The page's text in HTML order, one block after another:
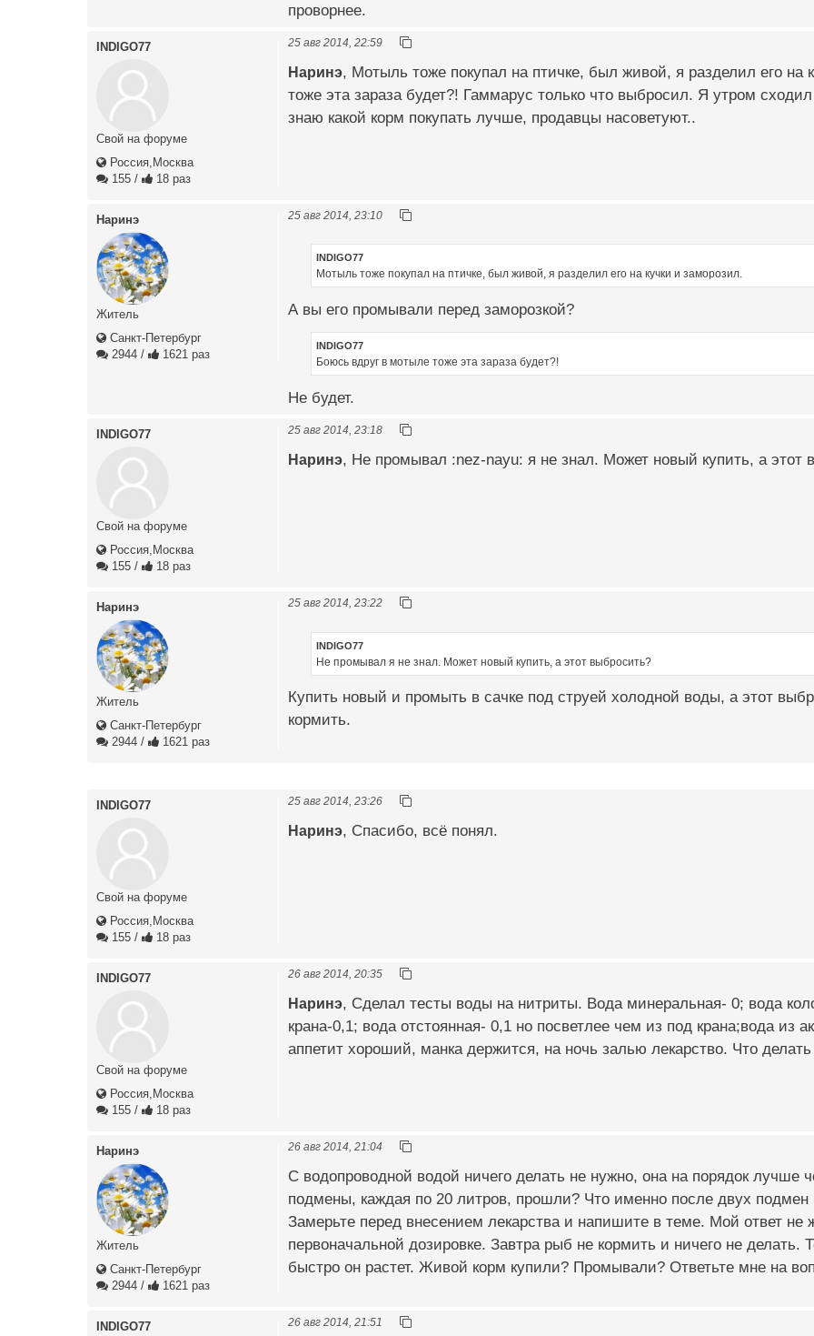
проворнее.
INDIGO77
Свой на форуме
Россия,Москва
155 / 18 раз
25 авг 2014, 22:59
Наринэ, Мотыль тоже покупал на птичке, был живой, я разделил его
тоже эта зараза будет?! Гаммарус только что выбросил. Я утром
знаю какой корм покупать лучше, продавцы насоветуют..
Наринэ
Житель
Санкт-Петербург
2944 / 1621 раз
25 авг 2014, 23:10
INDIGO77
Мотыль тоже покупал на птичке, был живой, я разделил его на кучки и заморозил.
А вы его промывали перед заморозкой?
INDIGO77
Боюсь вдруг в мотыле тоже эта зараза будет?!
Не будет.
INDIGO77
Свой на форуме
Россия,Москва
155 / 18 раз
25 авг 2014, 23:18
Наринэ, Не промывал :nez-nayu: я не знал. Может новый купить, а этот
Наринэ
Житель
Санкт-Петербург
2944 / 1621 раз
25 авг 2014, 23:22
INDIGO77
Не промывал я не знал. Может новый купить, а этот выбросить?
Купить новый и промыть в сачке под струей холодной воды, а этот
кормить.
INDIGO77
Свой на форуме
Россия,Москва
155 / 18 раз
25 авг 2014, 23:26
Наринэ, Спасибо, всё понял.
INDIGO77
Свой на форуме
Россия,Москва
155 / 18 раз
26 авг 2014, 20:35
Наринэ, Сделал тесты воды на нитриты. Вода минеральная- 0; вода
крана-0,1; вода отстоянная- 0,1 но посветлее чем из под крана;вода из
аппетит хороший, манка держится, на ночь залью лекарство. Что
Наринэ
Житель
Санкт-Петербург
2944 / 1621 раз
26 авг 2014, 21:04
С водопроводной водой ничего делать не нужно, она на порядок
подмены, каждая по 20 литров, прошли? Что именно после двух подмен
Замерьте перед внесением лекарства и напишите в теме. Мой ответ не
первоначальной дозировке. Завтра рыб не кормить и ничего не делать.
быстро он растет. Живой корм купили? Промывали? Ответьте мне на
INDIGO77 26 авг 2014, 21:51